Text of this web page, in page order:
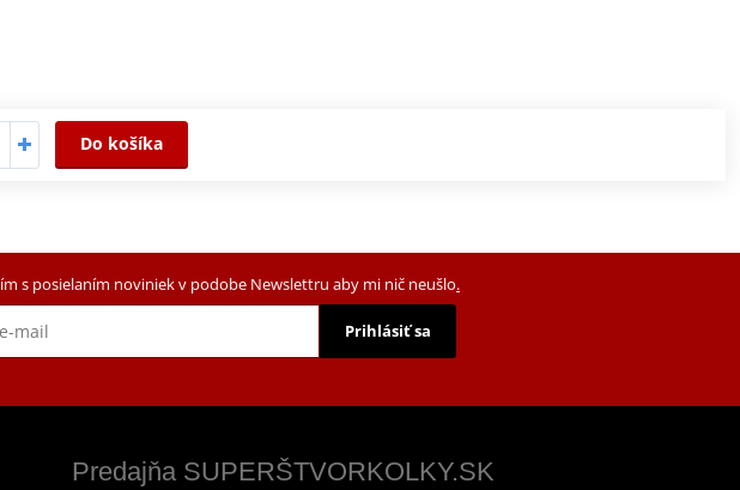
Do košíka
s posielaním noviniek v podobe Newslettru aby mi nič neušlo.
Prihlásiť sa
Predajňa SUPERŠTVORKOLKY.SK